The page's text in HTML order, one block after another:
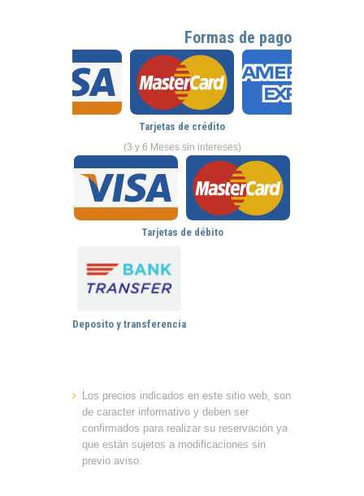
Formas de pago
Tarjetas de crédito
(3 y 6 Meses sin intereses)
Tarjetas de débito
Deposito y transferencia
Los precios indicados en este sitio web, son
de caracter informativo y deben ser
confirmados para realizar su reservación ya
que están sujetos a modificaciones sin
previo aviso.